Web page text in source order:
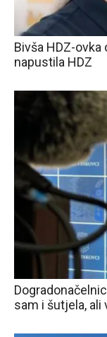
Bivša HDZ-
napustila HDZ
sam i šutjela, ali